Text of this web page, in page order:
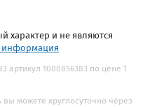
характер и не являются
информация
артикул 1000856383 по цене 1
можете круглосуточно через